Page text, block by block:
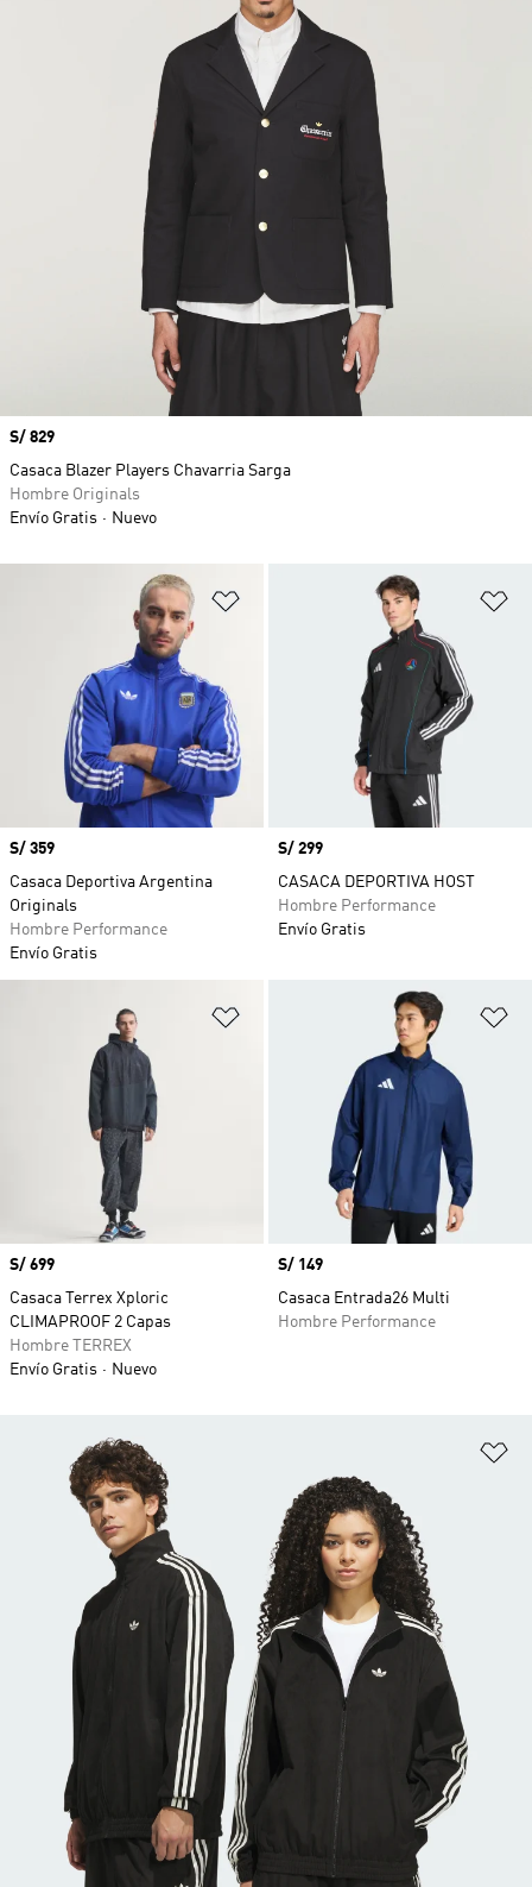
Añadir a la lista de deseos
Precio
S/ 359
Casaca Deportiva Argentina
Originals
Hombre Performance
Envío Gratis
Precio
S/ 299
CASACA DEPORTIVA HOST
Hombre Performance
Envío Gratis
Añadir a la lista de deseos
Precio
S/ 699
Casaca Terrex Xploric
CLIMAPROOF 2 Capas
Hombre TERREX
Envío Gratis
Nuevo
Precio
S/ 149
Casaca Entrada26 Multi
Hombre Performance
Precio
S/ 829
Casaca Blazer Players Chavarria Sarga
Hombre Originals
Envío Gratis
Nuevo